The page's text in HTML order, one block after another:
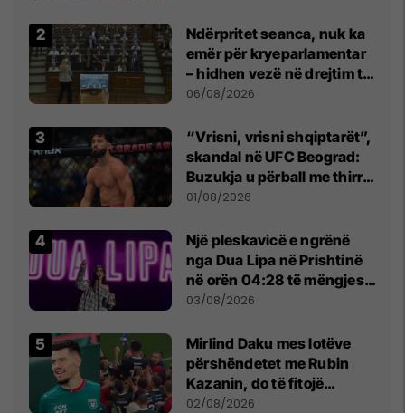
Ndërpritet seanca, nuk ka
emër për kryeparlamentar
– hidhen vezë në drejtim të
Kurtit
06/08/2026
“Vrisni, vrisni shqiptarët”,
skandal në UFC Beograd:
Buzukja u përball me thirrje
anti-shqiptare nga
01/08/2026
Një pleskavicë e ngrënë
nga Dua Lipa në Prishtinë
në orën 04:28 të mëngjesit
- dhe bota digjitale serbe
03/08/2026
Mirlind Daku mes lotëve
përshëndetet me Rubin
Kazanin, do të fitojë
miliona te Spartak Moska
02/08/2026